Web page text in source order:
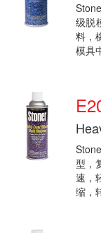
级脱
料，
模具
型，
速，
缩，